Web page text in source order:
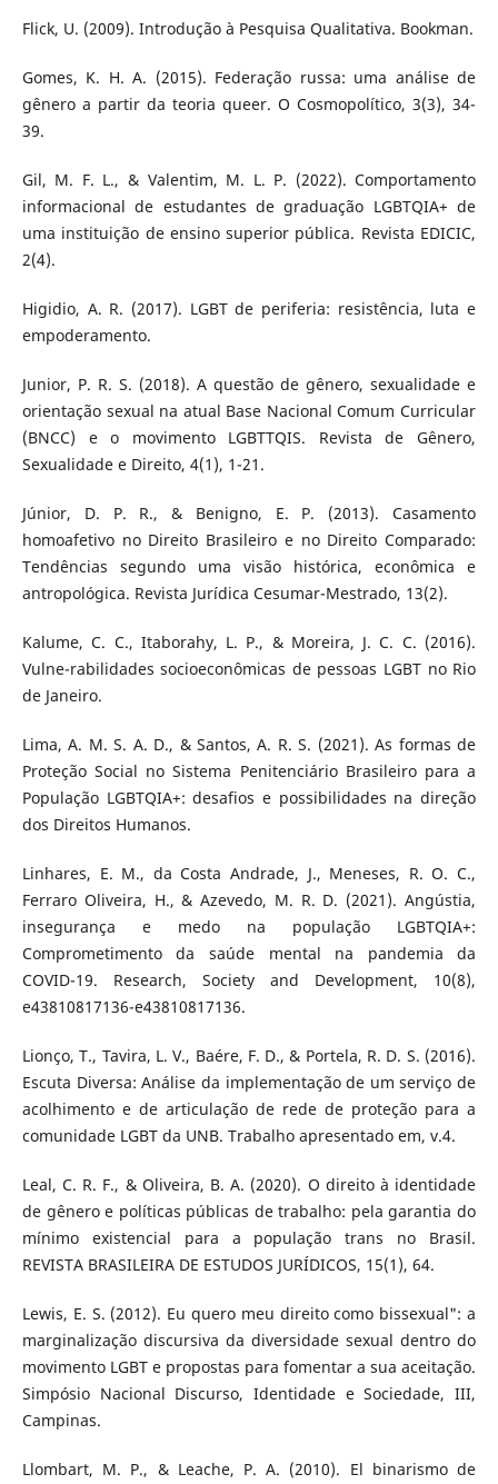
Flick, U. (2009). Introdução à Pesquisa Qualitativa. Bookman.
Gomes, K. H. A. (2015). Federação russa: uma análise de
gênero a partir da teoria queer. O Cosmopolítico, 3(3), 34-
39.
Gil, M. F. L., & Valentim, M. L. P. (2022). Comportamento
informacional de estudantes de graduação LGBTQIA+ de
uma instituição de ensino superior pública. Revista EDICIC,
2(4).
Higidio, A. R. (2017). LGBT de periferia: resistência, luta e
empoderamento.
Junior, P. R. S. (2018). A questão de gênero, sexualidade e
orientação sexual na atual Base Nacional Comum Curricular
(BNCC) e o movimento LGBTTQIS. Revista de Gênero,
Sexualidade e Direito, 4(1), 1-21.
Júnior, D. P. R., & Benigno, E. P. (2013). Casamento
homoafetivo no Direito Brasileiro e no Direito Comparado:
Tendências segundo uma visão histórica, econômica e
antropológica. Revista Jurídica Cesumar-Mestrado, 13(2).
Kalume, C. C., Itaborahy, L. P., & Moreira, J. C. C. (2016).
Vulne-rabilidades socioeconômicas de pessoas LGBT no Rio
de Janeiro.
Lima, A. M. S. A. D., & Santos, A. R. S. (2021). As formas de
Proteção Social no Sistema Penitenciário Brasileiro para a
População LGBTQIA+: desafios e possibilidades na direção
dos Direitos Humanos.
Linhares, E. M., da Costa Andrade, J., Meneses, R. O. C.,
Ferraro Oliveira, H., & Azevedo, M. R. D. (2021). Angústia,
insegurança e medo na população LGBTQIA+:
Comprometimento da saúde mental na pandemia da
COVID-19. Research, Society and Development, 10(8),
e43810817136-e43810817136.
Lionço, T., Tavira, L. V., Baére, F. D., & Portela, R. D. S. (2016).
Escuta Diversa: Análise da implementação de um serviço de
acolhimento e de articulação de rede de proteção para a
comunidade LGBT da UNB. Trabalho apresentado em, v.4.
Leal, C. R. F., & Oliveira, B. A. (2020). O direito à identidade
de gênero e políticas públicas de trabalho: pela garantia do
mínimo existencial para a população trans no Brasil.
REVISTA BRASILEIRA DE ESTUDOS JURÍDICOS, 15(1), 64.
Lewis, E. S. (2012). Eu quero meu direito como bissexual": a
marginalização discursiva da diversidade sexual dentro do
movimento LGBT e propostas para fomentar a sua aceitação.
Simpósio Nacional Discurso, Identidade e Sociedade, III,
Campinas.
Llombart, M. P., & Leache, P. A. (2010). El binarismo de